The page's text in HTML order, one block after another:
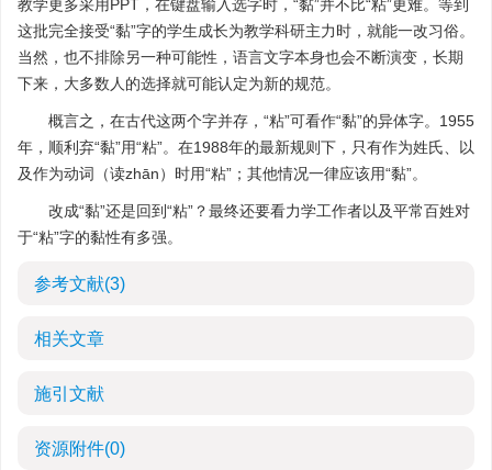
教学更多采用PPT，在键盘输入选字时，“黏”并不比“粘”更难。等到
这批完全接受“黏”字的学生成长为教学科研主力时，就能一改习俗。
当然，也不排除另一种可能性，语言文字本身也会不断演变，长期
下来，大多数人的选择就可能认定为新的规范。
概言之，在古代这两个字并存，“粘”可看作“黏”的异体字。1955
年，顺利弃“黏”用“粘”。在1988年的最新规则下，只有作为姓氏、以
及作为动词（读zhān）时用“粘”；其他情况一律应该用“黏”。
改成“黏”还是回到“粘”？最终还要看力学工作者以及平常百姓对
于“粘”字的黏性有多强。
参考文献(3)
相关文章
施引文献
资源附件(0)